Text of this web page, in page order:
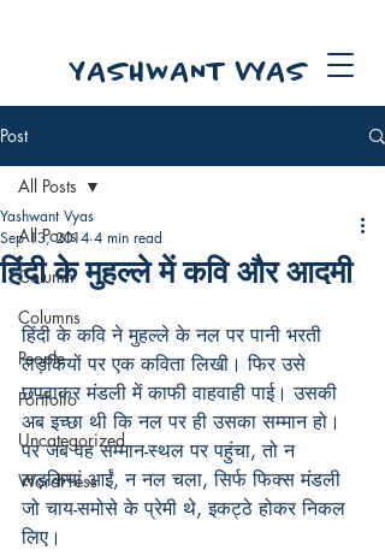
YASHWANT VYAS
Post
All Posts
Column
Columns
People
Portfolio
Uncategorized
WordPress
All Posts
हिंदी के मुहल्ले में कवि और आदमी
Yashwant Vyas
Sep 13, 2014 4 min read
हिंदी के कवि ने मुहल्ले के नल पर पानी भरती
लड़कियों पर एक कविता लिखी। फिर उसे
छपवाकर मंडली में काफी वाहवाही पाई। उसकी
अब इच्छा थी कि नल पर ही उसका सम्मान हो।
पर जब वह सम्मान-स्थल पर पहुंचा, तो न
लड़कियां आईं, न नल चला, सिर्फ फिक्स मंडली
जो चाय-समोसे के प्रेमी थे, इकट्ठे होकर निकल
लिए।